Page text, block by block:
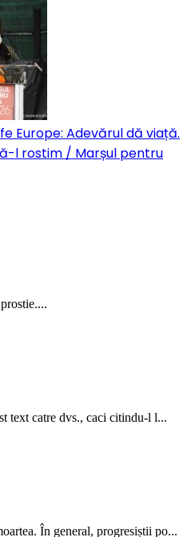
Europe: Adevărul dă viață.
l rostim / Marșul pentru
text catre dvs., caci citindu-l l...
În general, progresiștii po...